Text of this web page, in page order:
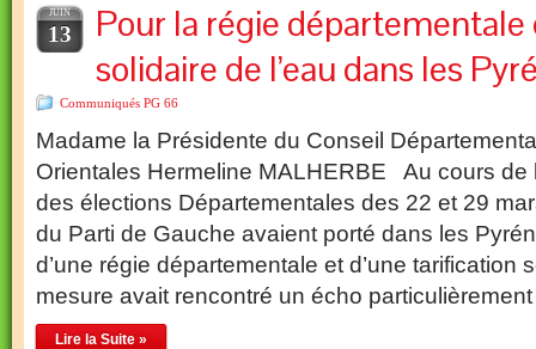
JUIN
13
Pour la régie
solidaire de l’eau dans les
Communiqués PG 66
Madame la Présidente du Conseil
Orientales Hermeline MALHERBE Au cours de
des élections Départementales des 22 et 29
du Parti de Gauche avaient porté dans les
d’une régie départementale et d’une tarification
mesure avait rencontré un écho
Lire la Suite »